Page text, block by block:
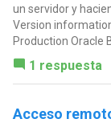
un servidor y
Version
Production Oracle
1 respuesta
Acceso